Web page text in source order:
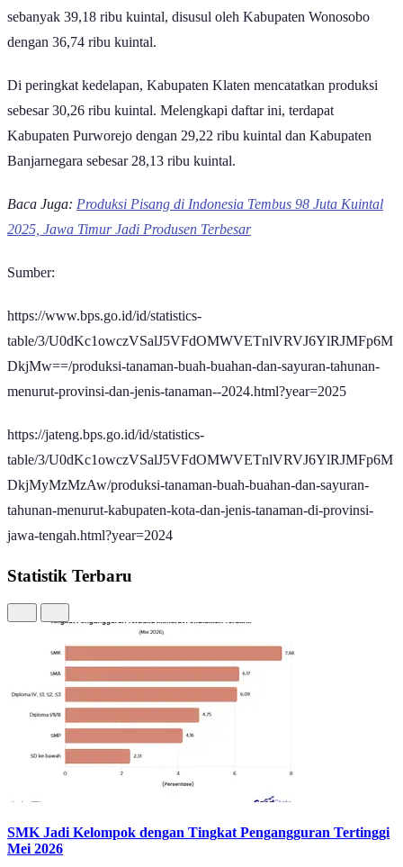
sebanyak 39,18 ribu kuintal, disusul oleh Kabupaten Wonosobo
dengan 36,74 ribu kuintal.
Di peringkat kedelapan, Kabupaten Klaten mencatatkan produksi
sebesar 30,26 ribu kuintal. Melengkapi daftar ini, terdapat
Kabupaten Purworejo dengan 29,22 ribu kuintal dan Kabupaten
Banjarnegara sebesar 28,13 ribu kuintal.
Baca Juga: Produksi Pisang di Indonesia Tembus 98 Juta Kuintal
2025, Jawa Timur Jadi Produsen Terbesar
Sumber:
https://www.bps.go.id/id/statistics-
table/3/U0dKc1owczVSalJ5VFdOMWVETnlVRVJ6YlRJMFp6M
DkjMw==/produksi-tanaman-buah-buahan-dan-sayuran-tahunan-
menurut-provinsi-dan-jenis-tanaman--2024.html?year=2025
https://jateng.bps.go.id/id/statistics-
table/3/U0dKc1owczVSalJ5VFdOMWVETnlVRVJ6YlRJMFp6M
DkjMyMzMzAw/produksi-tanaman-buah-buahan-dan-sayuran-
tahunan-menurut-kabupaten-kota-dan-jenis-tanaman-di-provinsi-
jawa-tengah.html?year=2024
Statistik Terbaru
SMK Jadi Kelompok dengan Tingkat Pengangguran Tertinggi
Mei 2026